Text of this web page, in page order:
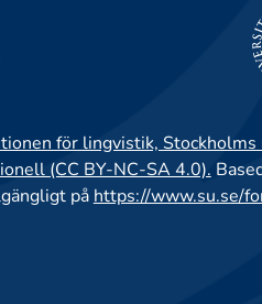
för lingvistik,
(CC BY-NC-SA 4.0).
på https://www.su.se/